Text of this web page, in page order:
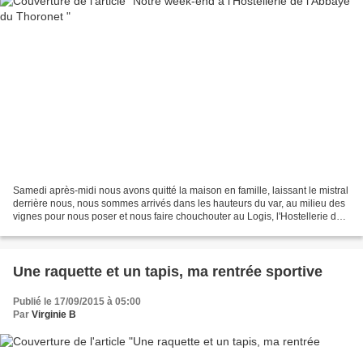
Samedi après-midi nous avons quitté la maison en famille, laissant le mistral
derrière nous, nous sommes arrivés dans les hauteurs du var, au milieu des
vignes pour nous poser et nous faire chouchouter au Logis, l'Hostellerie de
Une raquette et un tapis, ma rentrée sportive
Publié le 17/09/2015 à 05:00
Par Virginie B